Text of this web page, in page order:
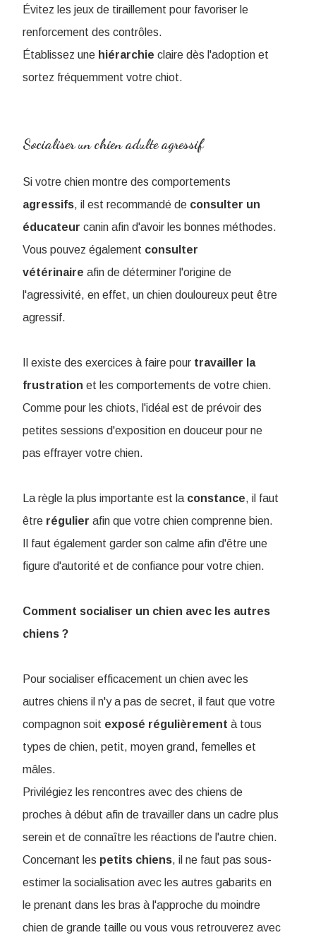
Évitez les jeux de tiraillement pour favoriser le
renforcement des contrôles.
Établissez une hiérarchie claire dès l'adoption et
sortez fréquemment votre chiot.
Socialiser un chien adulte agressif
Si votre chien montre des comportements
agressifs, il est recommandé de consulter un
éducateur canin afin d'avoir les bonnes méthodes.
Vous pouvez également consulter
vétérinaire afin de déterminer l'origine de
l'agressivité, en effet, un chien douloureux peut être
agressif.
Il existe des exercices à faire pour travailler la
frustration et les comportements de votre chien.
Comme pour les chiots, l'idéal est de prévoir des
petites sessions d'exposition en douceur pour ne
pas effrayer votre chien.
La règle la plus importante est la constance, il faut
être régulier afin que votre chien comprenne bien.
Il faut également garder son calme afin d'être une
figure d'autorité et de confiance pour votre chien.
Comment socialiser un chien avec les autres
chiens ?
Pour socialiser efficacement un chien avec les
autres chiens il n'y a pas de secret, il faut que votre
compagnon soit exposé régulièrement à tous
types de chien, petit, moyen grand, femelles et
mâles.
Privilégiez les rencontres avec des chiens de
proches à début afin de travailler dans un cadre plus
serein et de connaître les réactions de l'autre chien.
Concernant les petits chiens, il ne faut pas sous-
estimer la socialisation avec les autres gabarits en
le prenant dans les bras à l'approche du moindre
chien de grande taille ou vous vous retrouverez avec